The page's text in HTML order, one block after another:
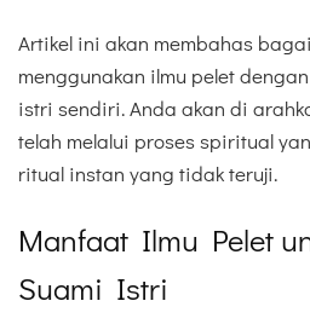
Artikel ini akan membahas
menggunakan ilmu pelet
istri sendiri. Anda akan di
telah melalui proses spiritual
ritual instan yang tidak teruji.
Manfaat Ilmu Pelet
Suami Istri